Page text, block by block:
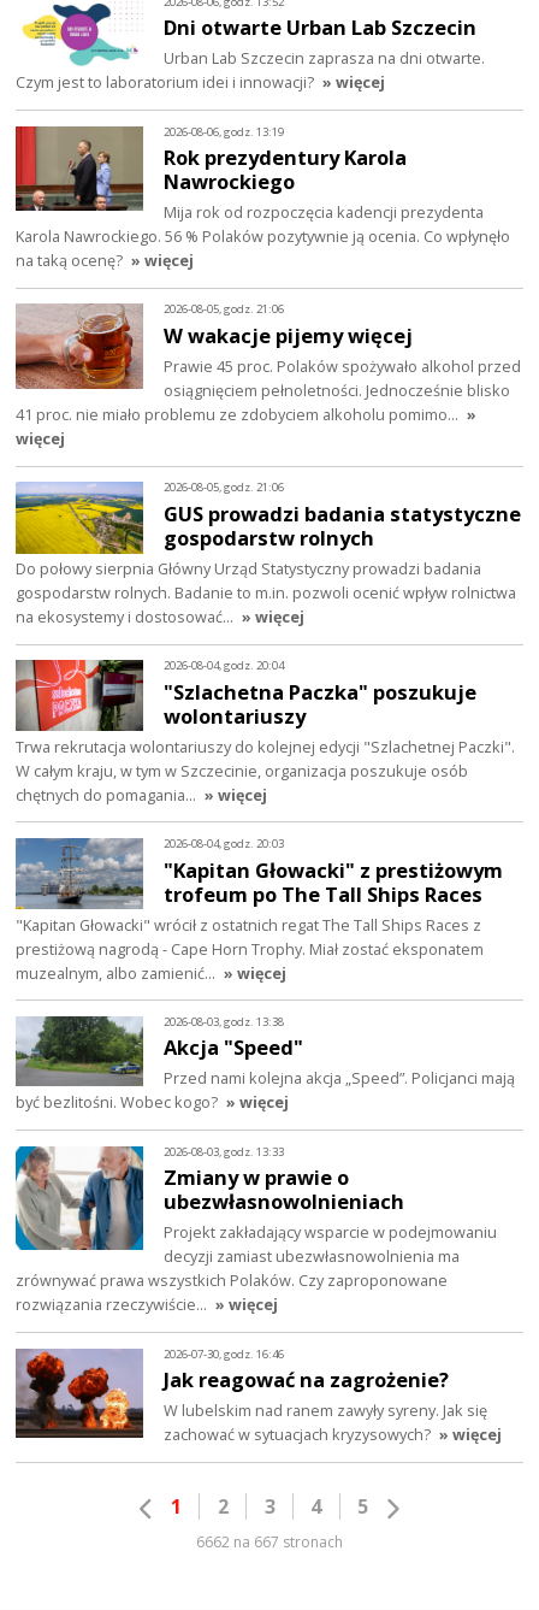
Dni otwarte Urban Lab Szczecin
Urban Lab Szczecin zaprasza na dni otwarte.
Czym jest to laboratorium idei i innowacji? » więcej
2026-08-06, godz. 13:19
Rok prezydentury Karola
Nawrockiego
Mija rok od rozpoczęcia kadencji prezydenta
Karola Nawrockiego. 56 % Polaków pozytywnie ją ocenia. Co wpłynęło
na taką ocenę? » więcej
2026-08-05, godz. 21:06
W wakacje pijemy więcej
Prawie 45 proc. Polaków spożywało alkohol przed
osiągnięciem pełnoletności. Jednocześnie blisko
41 proc. nie miało problemu ze zdobyciem alkoholu pomimo… »
więcej
2026-08-05, godz. 21:06
GUS prowadzi badania statystyczne
gospodarstw rolnych
Do połowy sierpnia Główny Urząd Statystyczny prowadzi badania
gospodarstw rolnych. Badanie to m.in. pozwoli ocenić wpływ rolnictwa
na ekosystemy i dostosować… » więcej
2026-08-04, godz. 20:04
"Szlachetna Paczka" poszukuje
wolontariuszy
Trwa rekrutacja wolontariuszy do kolejnej edycji "Szlachetnej Paczki".
W całym kraju, w tym w Szczecinie, organizacja poszukuje osób
chętnych do pomagania… » więcej
2026-08-04, godz. 20:03
"Kapitan Głowacki" z prestiżowym
trofeum po The Tall Ships Races
"Kapitan Głowacki" wrócił z ostatnich regat The Tall Ships Races z
prestiżową nagrodą - Cape Horn Trophy. Miał zostać eksponatem
muzealnym, albo zamienić… » więcej
2026-08-03, godz. 13:38
Akcja "Speed"
Przed nami kolejna akcja „Speed”. Policjanci mają
być bezlitośni. Wobec kogo? » więcej
2026-08-03, godz. 13:33
Zmiany w prawie o
ubezwłasnowolnieniach
Projekt zakładający wsparcie w podejmowaniu
decyzji zamiast ubezwłasnowolnienia ma
zrównywać prawa wszystkich Polaków. Czy zaproponowane
rozwiązania rzeczywiście… » więcej
2026-07-30, godz. 16:46
Jak reagować na zagrożenie?
W lubelskim nad ranem zawyły syreny. Jak się
zachować w sytuacjach kryzysowych? » więcej
1 2 3 4 5
6662 na 667 stronach